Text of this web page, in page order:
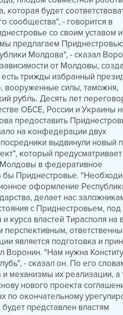
которая будет
сообщества", - говорится в
со своим уставом
предлагаем Приднестровью
Молдова", - сказал
от Молдовы,
есть трижды избранный
вооруженные силы, таможня,
рубль. Десять лет
ОБСЕ, России и Украины
предоставить
на конфедерации двух
выдвинули новый
который предусматривает
в федеративное
бы Приднестровье.
оформление
делает нас
с Приднестровьем, под
курса властей Тирасполя на
является подготовка и
Воронин. "Нам нужна
- сказал он. По его
механизмы их реализации, а
нового проекта
по окончательному
представлен властям